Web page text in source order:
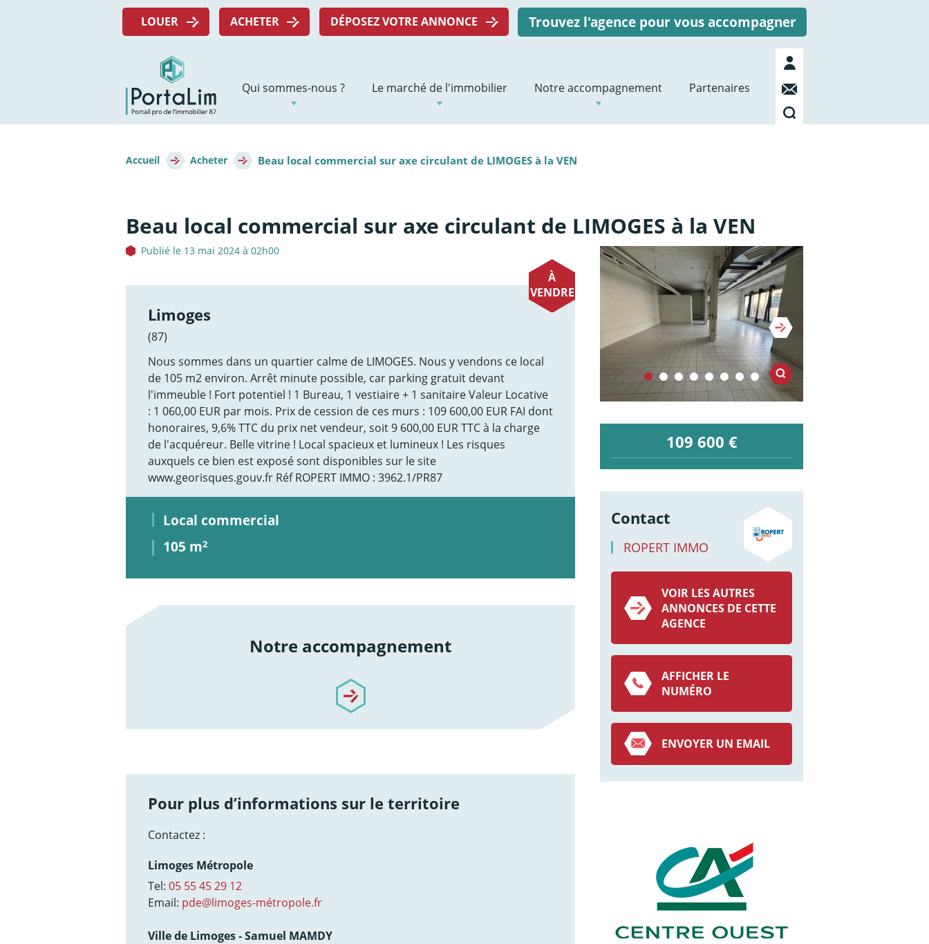
Menu
LOUER ACHETER DÉPOSEZ VOTRE ANNONCE Trouvez l'agence pour vous accompagner
Navigation
principale
Qui sommes-nous ? Le marché de l'immobilier Notre accompagnement Partenaires
Mon
compte
Contact
Recherche
d'Ariane
Accueil Acheter Beau local commercial sur axe circulant de LIMOGES à la VEN
Beau local commercial sur axe circulant de LIMOGES à la VEN
Publié le 13 mai 2024 à 02h00
À
VENDRE
Limoges
(87)
Nous sommes dans un quartier calme de LIMOGES. Nous y vendons ce local
de 105 m2 environ. Arrêt minute possible, car parking gratuit devant
l'immeuble ! Fort potentiel ! 1 Bureau, 1 vestiaire + 1 sanitaire Valeur Locative
: 1 060,00 EUR par mois. Prix de cession de ces murs : 109 600,00 EUR FAI dont
honoraires, 9,6% TTC du prix net vendeur, soit 9 600,00 EUR TTC à la charge
de l'acquéreur. Belle vitrine ! Local spacieux et lumineux ! Les risques
auxquels ce bien est exposé sont disponibles sur le site
www.georisques.gouv.fr Réf ROPERT IMMO : 3962.1/PR87
Local commercial
105 m2
Notre accompagnement
/notre-accompagnement
Pour plus d’informations sur le territoire
Contactez :
Limoges Métropole
Tel: 05 55 45 29 12
Email: pde@limoges-métropole.fr
Ville de Limoges - Samuel MAMDY
109 600 €
Contact
ROPERT IMMO
VOIR LES AUTRES
ANNONCES DE CETTE
AGENCE
AFFICHER LE
NUMÉRO
ENVOYER UN EMAIL